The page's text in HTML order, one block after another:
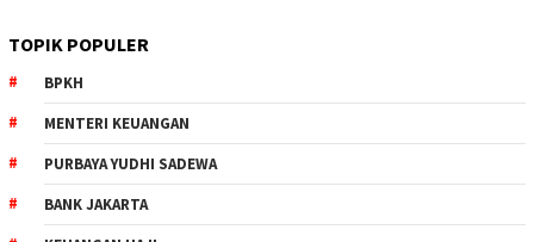
TOPIK POPULER
BPKH
MENTERI KEUANGAN
PURBAYA YUDHI SADEWA
BANK JAKARTA